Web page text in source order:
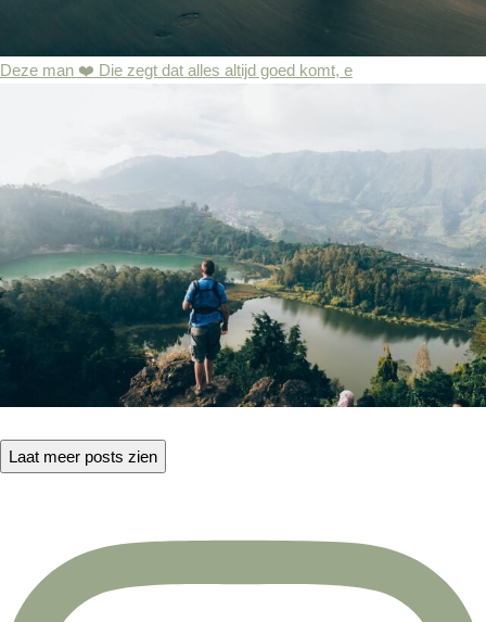
Deze man ❤️ Die zegt dat alles altijd goed komt, e
Laat meer posts zien